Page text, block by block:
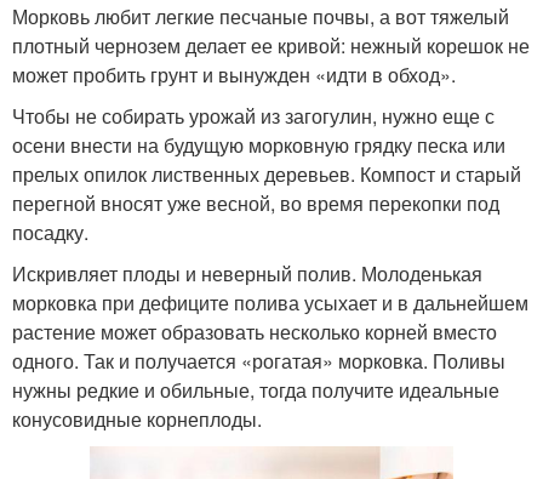
Морковь любит легкие песчаные почвы, а вот тяжелый
плотный чернозем делает ее кривой: нежный корешок не
может пробить грунт и вынужден «идти в обход».
Чтобы не собирать урожай из загогулин, нужно еще с
осени внести на будущую морковную грядку песка или
прелых опилок лиственных деревьев. Компост и старый
перегной вносят уже весной, во время перекопки под
посадку.
Искривляет плоды и неверный полив. Молоденькая
морковка при дефиците полива усыхает и в дальнейшем
растение может образовать несколько корней вместо
одного. Так и получается «рогатая» морковка. Поливы
нужны редкие и обильные, тогда получите идеальные
конусовидные корнеплоды.